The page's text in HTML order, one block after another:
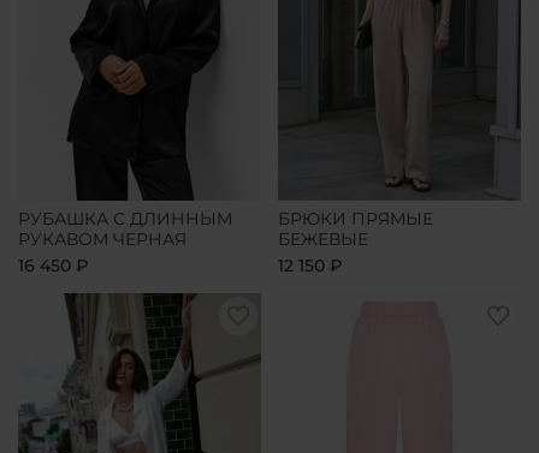
РУБАШКА С ДЛИННЫМ
РУКАВОМ ЧЕРНАЯ
16 450 ₽
БРЮКИ ПРЯМЫЕ
БЕЖЕВЫЕ
12 150 ₽